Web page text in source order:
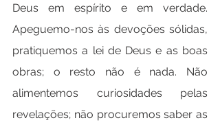
Deus em espírito e em verdade.
Apeguemo-nos às devoções sólidas,
pratiquemos a lei de Deus e as boas
obras; o resto não é nada. Não
alimentemos curiosidades pelas
revelações; não procuremos saber as